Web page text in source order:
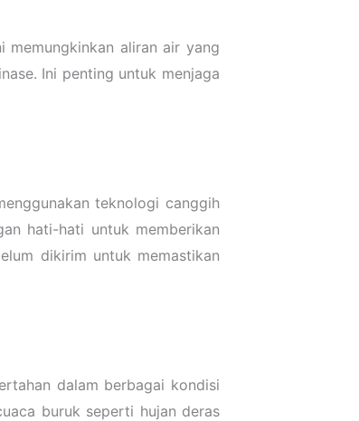
memungkinkan aliran air yang
Ini penting untuk menjaga
teknologi canggih
hati-hati untuk memberikan
dikirim untuk memastikan
dalam berbagai kondisi
buruk seperti hujan deras